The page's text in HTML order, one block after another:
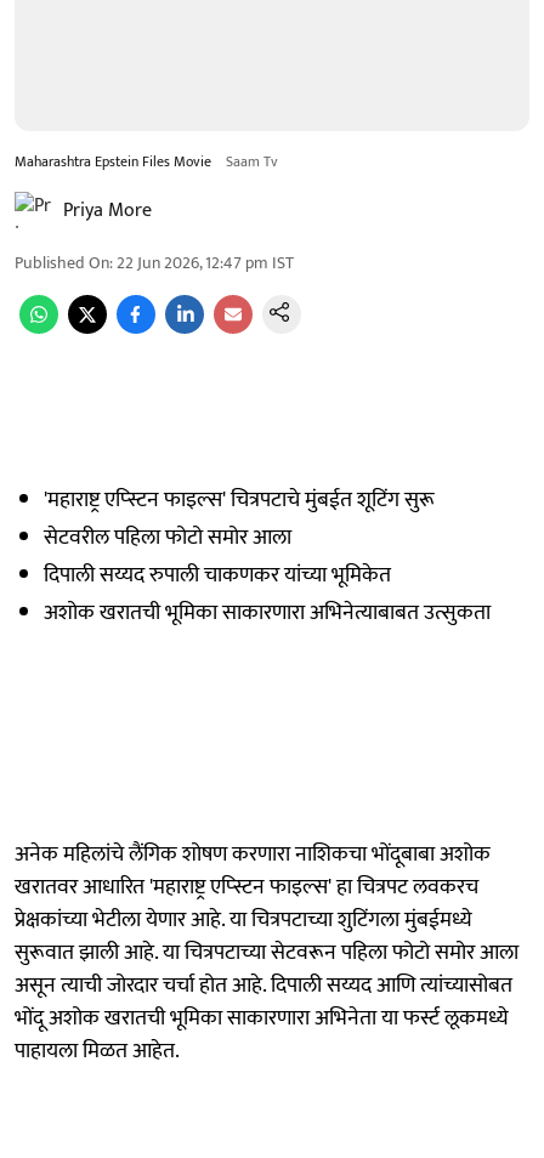
Maharashtra Epstein Files Movie Saam Tv
Priya More
Published On:22 Jun 2026, 12:47 pm IST
'महाराष्ट्र एप्स्टिन फाइल्स' चित्रपटाचे मुंबईत शूटिंग सुरू
सेटवरील पहिला फोटो समोर आला
दिपाली सय्यद रुपाली चाकणकर यांच्या भूमिकेत
अशोक खरातची भूमिका साकारणारा अभिनेत्याबाबत उत्सुकता
अनेक महिलांचे लैंगिक शोषण करणारा नाशिकचा भोंदूबाबा अशोक
खरातवर आधारित 'महाराष्ट्र एप्स्टिन फाइल्स' हा चित्रपट लवकरच
प्रेक्षकांच्या भेटीला येणार आहे. या चित्रपटाच्या शुटिंगला मुंबईमध्ये
सुरूवात झाली आहे. या चित्रपटाच्या सेटवरून पहिला फोटो समोर आला
असून त्याची जोरदार चर्चा होत आहे. दिपाली सय्यद आणि त्यांच्यासोबत
भोंदू अशोक खरातची भूमिका साकारणारा अभिनेता या फर्स्ट लूकमध्ये
पाहायला मिळत आहेत.